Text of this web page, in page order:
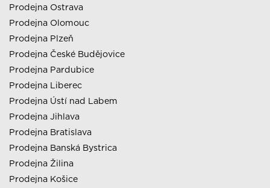
Prodejna Ostrava
Prodejna Olomouc
Prodejna Plzeň
Prodejna České Budějovice
Prodejna Pardubice
Prodejna Liberec
Prodejna Ústí nad Labem
Prodejna Jihlava
Prodejna Bratislava
Prodejna Banská Bystrica
Prodejna Žilina
Prodejna Košice